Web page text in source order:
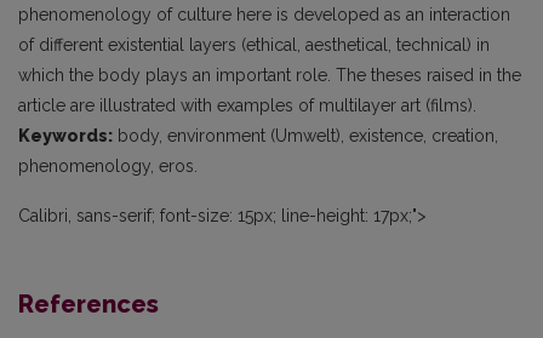
phenomenology of culture here is developed as an interaction
of different existential layers (ethical, aesthetical, technical) in
which the body plays an important role. The theses raised in the
article are illustrated with examples of multilayer art (films).
Keywords: body, environment (Umwelt), existence, creation,
phenomenology, eros.
Calibri, sans-serif; font-size: 15px; line-height: 17px;">
References